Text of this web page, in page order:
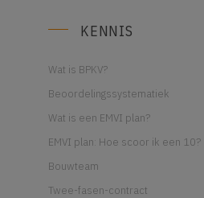
KENNIS
Wat is BPKV?
Beoordelingssystematiek
Wat is een EMVI plan?
EMVI plan: Hoe scoor ik een 10?
Bouwteam
Twee-fasen-contract